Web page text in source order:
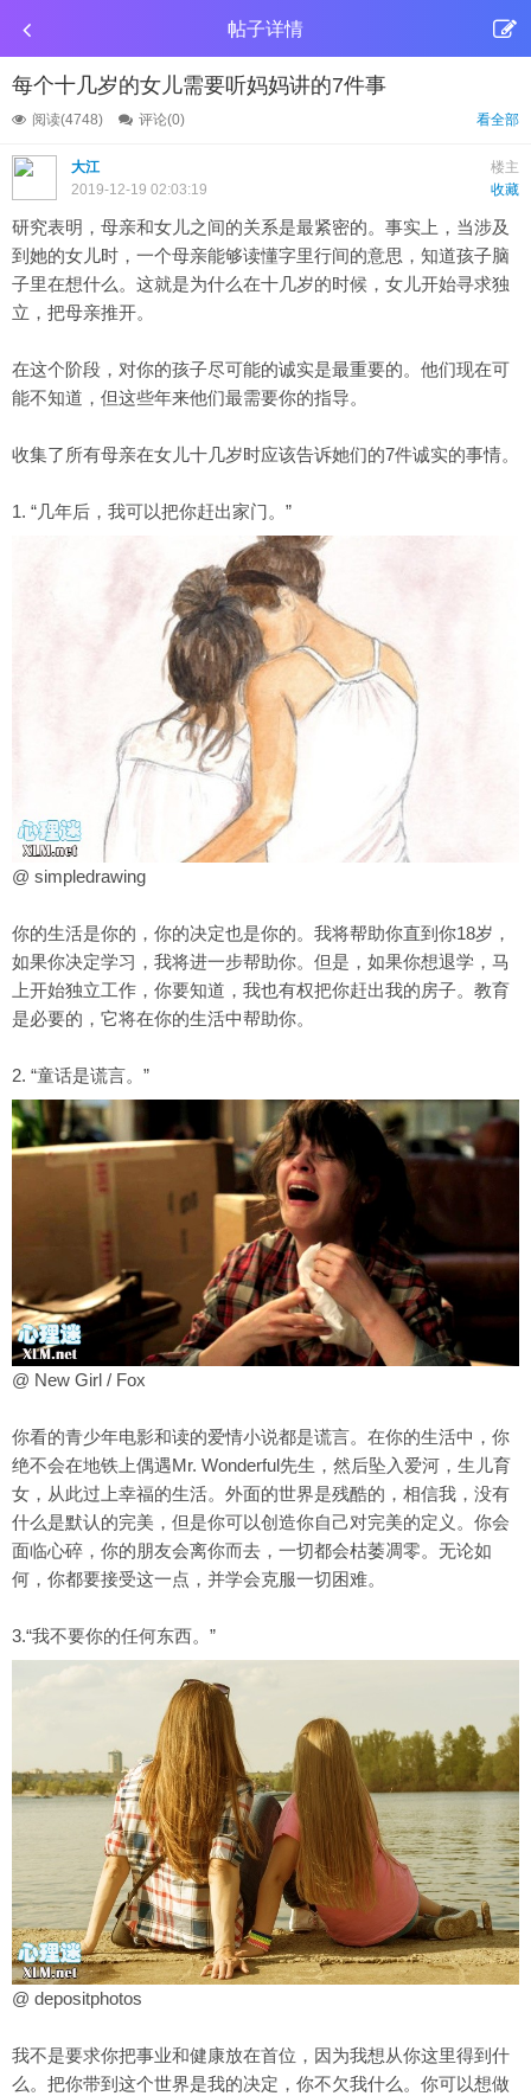
帖子详情
每个十几岁的女儿需要听妈妈讲的7件事
阅读(4748) 评论(0) 看全部
楼主
大江
收藏
2019-12-19 02:03:19
研究表明，母亲和女儿之间的关系是最紧密的。事实上，当涉及
到她的女儿时，一个母亲能够读懂字里行间的意思，知道孩子脑
子里在想什么。这就是为什么在十几岁的时候，女儿开始寻求独
立，把母亲推开。
在这个阶段，对你的孩子尽可能的诚实是最重要的。他们现在可
能不知道，但这些年来他们最需要你的指导。
收集了所有母亲在女儿十几岁时应该告诉她们的7件诚实的事情。
1. “几年后，我可以把你赶出家门。”
@ simpledrawing
你的生活是你的，你的决定也是你的。我将帮助你直到你18岁，
如果你决定学习，我将进一步帮助你。但是，如果你想退学，马
上开始独立工作，你要知道，我也有权把你赶出我的房子。教育
是必要的，它将在你的生活中帮助你。
2. “童话是谎言。”
@ New Girl / Fox
你看的青少年电影和读的爱情小说都是谎言。在你的生活中，你
绝不会在地铁上偶遇Mr. Wonderful先生，然后坠入爱河，生儿育
女，从此过上幸福的生活。外面的世界是残酷的，相信我，没有
什么是默认的完美，但是你可以创造你自己对完美的定义。你会
面临心碎，你的朋友会离你而去，一切都会枯萎凋零。无论如
何，你都要接受这一点，并学会克服一切困难。
3.“我不要你的任何东西。”
@ depositphotos
我不是要求你把事业和健康放在首位，因为我想从你这里得到什
么。把你带到这个世界是我的决定，你不欠我什么。你可以想做